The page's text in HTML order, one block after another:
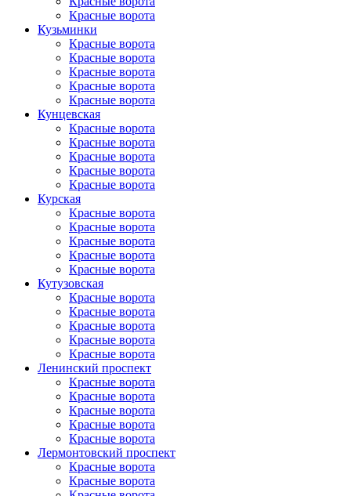
Красные ворота
Кузьминки
Красные ворота
Красные ворота
Красные ворота
Красные ворота
Красные ворота
Кунцевская
Красные ворота
Красные ворота
Красные ворота
Красные ворота
Красные ворота
Курская
Красные ворота
Красные ворота
Красные ворота
Красные ворота
Красные ворота
Кутузовская
Красные ворота
Красные ворота
Красные ворота
Красные ворота
Красные ворота
Ленинский проспект
Красные ворота
Красные ворота
Красные ворота
Красные ворота
Красные ворота
Лермонтовский проспект
Красные ворота
Красные ворота